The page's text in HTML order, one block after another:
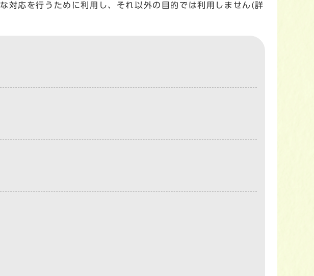
対応を行うために利用し、それ以外の目的では利用しません(詳